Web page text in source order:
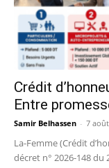
Crédit
Entre
Samir Belhassen - 7
La-Femme (Crédit
décret n° 2026-148 du